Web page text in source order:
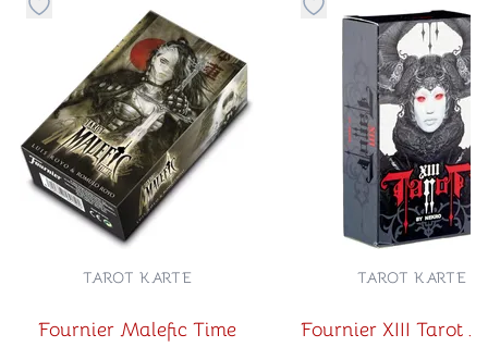
Dugme za dodavanje stvari u kategoriju omiljeno
Fournier Malefic Time
TAROT KARTE
Dugme za dodavanje
Fournier XIII Tarot
TAROT KARTE